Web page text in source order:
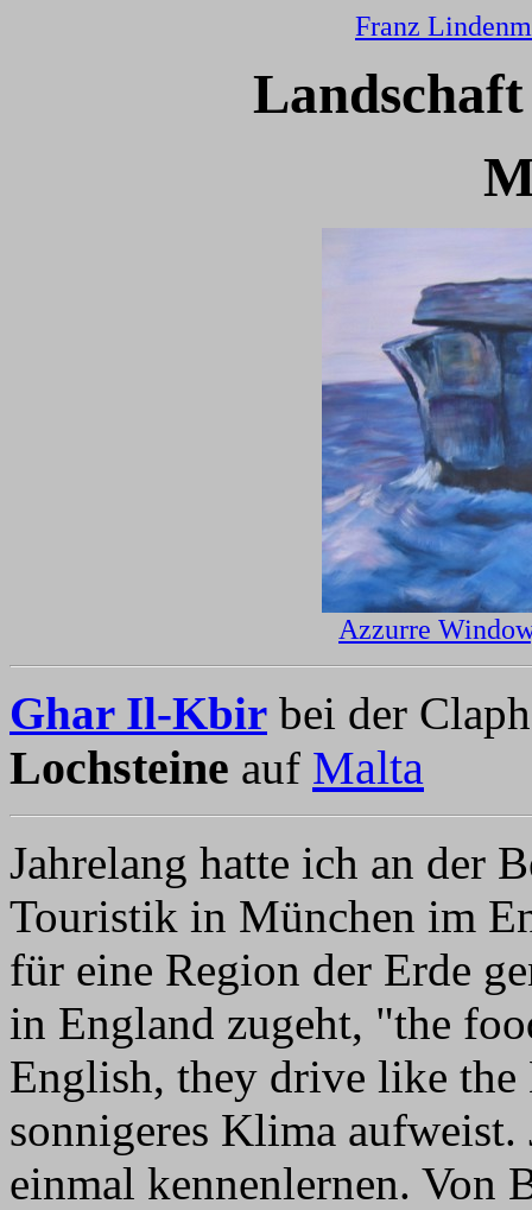
Franz
Azzurre
Ghar Il-Kbir bei der
Lochsteine auf Malta
Jahrelang hatte ich an der
Touristik in München im
für eine Region der Erde
in England zugeht, "the
English, they drive like
sonnigeres Klima
einmal kennenlernen. Von